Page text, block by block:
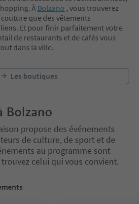
À Bolzano , vous trouverez
que des vêtements
Et pour finir parfaitement votre
de restaurants et de cafés vous
dans la ville.
Les boutiques
Bolzano
propose des événements
de culture, de sport et de
au programme sont
celui qui vous convient.
à onglets. Sélectionnez un onglet